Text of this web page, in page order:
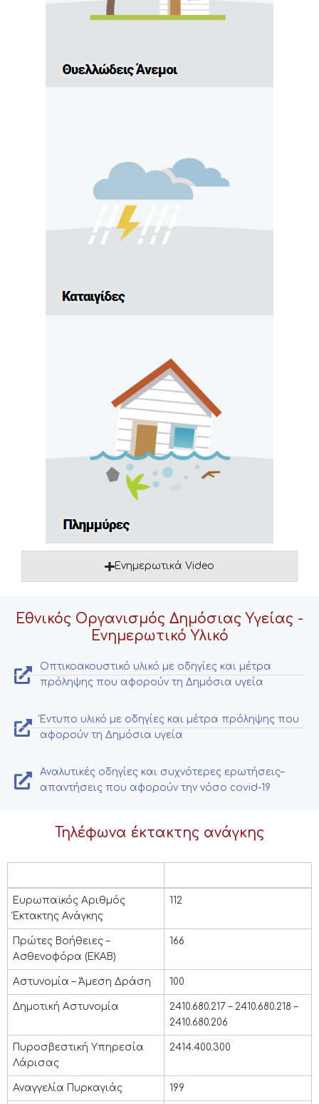
Ενημερωτικά Video
Εθνικός Οργανισμός Δημόσιας Υγείας -
Ενημερωτικό Υλικό
Οπτικοακουστικό υλικό με οδηγίες και μέτρα
πρόληψης που αφορούν τη Δημόσια υγεία
Έντυπο υλικό με οδηγίες και μέτρα πρόληψης που
αφορούν τη Δημόσια υγεία
Αναλυτικές οδηγίες και συχνότερες ερωτήσεις–
απαντήσεις που αφορούν την νόσο covid-19
Τηλέφωνα έκτακτης ανάγκης
ΑΡΧΕΣ & ΥΠΗΡΕΣΙΕΣ
ΤΗΛΕΦΩΝΑ
Ευρωπαϊκός Αριθμός
Έκτακτης Ανάγκης
112
Πρώτες Βοήθειες –
Ασθενοφόρα (ΕΚΑΒ)
166
Αστυνομία – Άμεση Δράση 100
Δημοτική Αστυνομία
2410.680.217 – 2410.680.218 –
2410.680.206
Πυροσβεστική Υπηρεσία
Λάρισας
2414.400.300
Αναγγελία Πυρκαγιάς 199